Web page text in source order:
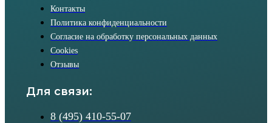
Контакты
Политика конфиденциальности
Согласие на обработку персональных данных
Cookies
Отзывы
Для связи:
8 (495) 410-55-07